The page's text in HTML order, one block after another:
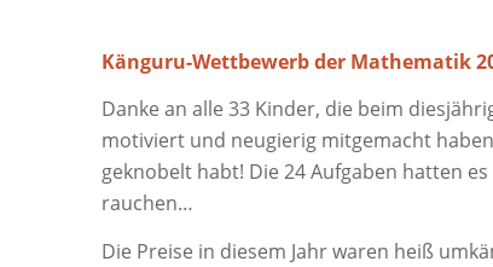
Känguru-Wettbewerb der Mathematik
Danke an alle 33 Kinder, die beim
motiviert und neugierig mitgemacht
geknobelt habt! Die 24 Aufgaben hatten
rauchen…
Die Preise in diesem Jahr waren heiß